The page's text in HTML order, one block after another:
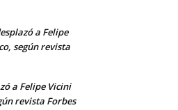
a Felipe
según revista
a Felipe Vicini
revista Forbes